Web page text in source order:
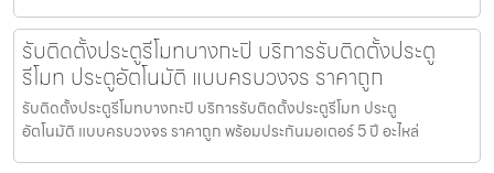
รับติดตั้งประตูรีโมทบางกะปิ บริการรับติดตั้งประตู
รีโมท ประตูอัตโนมัติ แบบครบวงจร ราคาถูก
รับติดตั้งประตูรีโมทบางกะปิ บริการรับติดตั้งประตูรีโมท ประตู
อัตโนมัติ แบบครบวงจร ราคาถูก พร้อมประกันมอเตอร์ 5 ปี อะไหล่